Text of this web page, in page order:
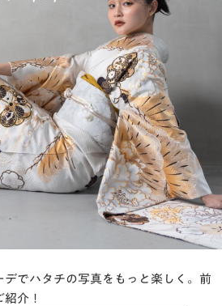
デでハタチの写真をもっと楽しく。前
介！